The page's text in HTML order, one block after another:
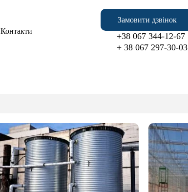
Контакти
+38 067 344-12-67
+ 38 067 297-30-03
Замовити дзвінок